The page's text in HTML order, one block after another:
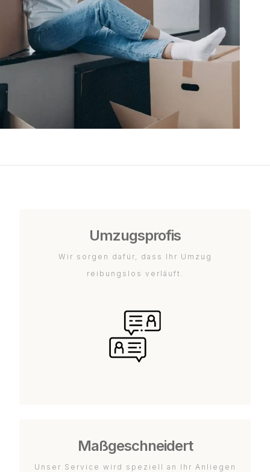
Umzugsprofis
Wir sorgen dafür, dass Ihr Umzug
reibungslos verläuft.
Maßgeschneidert
Unser Service wird speziell an Ihr Anliegen